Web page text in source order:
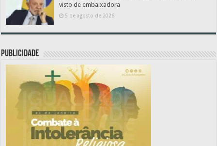
visto de embaixadora
5 de agosto de 2026
PUBLICIDADE